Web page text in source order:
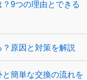
9つの理由とできる
原因と対策を解説
簡単な交換の流れを